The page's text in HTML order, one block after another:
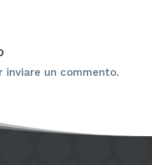
inviare un commento.